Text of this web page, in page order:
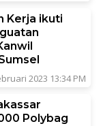
Kerja ikuti
2023 13:34 PM
Polybag